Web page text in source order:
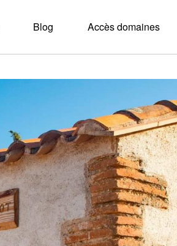
Blog Accès domaines